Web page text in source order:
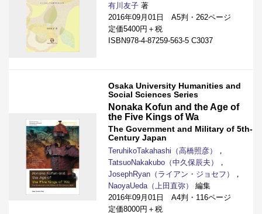
有川友子 著
2016年09月01日 A5判・262ページ
定価5400円＋税
ISBN978-4-87259-563-5 C3037
Osaka University Humanities and
Social Sciences Series
Nonaka Kofun and the Age of
the Five Kings of Wa
The Government and Military of 5th-
Century Japan
TeruhikoTakahashi（高橋照彦）
，
TatsuoNakakubo（中久保辰夫）
，
JosephRyan（ライアン・ジョセフ）
，
NaoyaUeda（上田直弥）
編集
2016年09月01日 A4判・116ページ
定価8000円＋税